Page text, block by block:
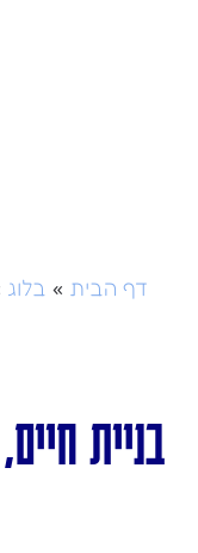
דף הבית » בלוג
בניית